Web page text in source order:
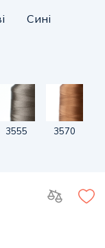
Сині
3555 3570